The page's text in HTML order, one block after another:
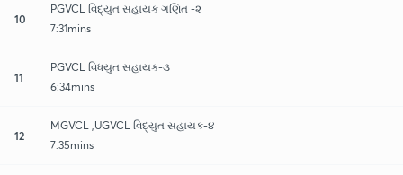
10
PGVCL વિદ્યુત સહાયક ગણિત -૨
7:31mins
11
PGVCL વિધયુત સહાયક-૩
6:34mins
12
MGVCL ,UGVCL વિદ્યુત સહાયક-૪
7:35mins